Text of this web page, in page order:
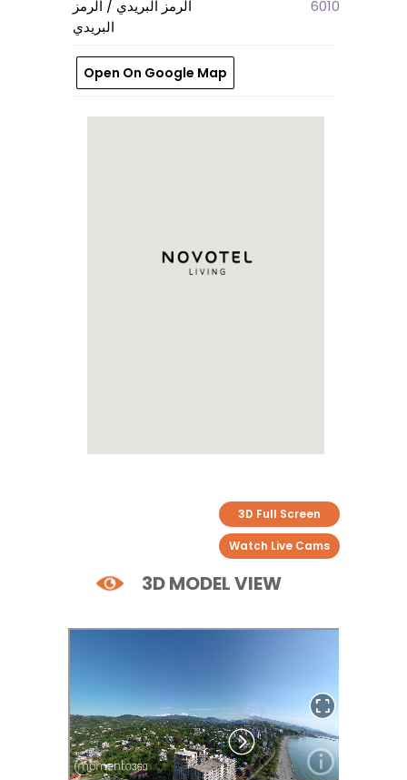
Open On Google Map
الرمز البريدي / الرمز
البريدي
6010
3D MODEL VIEW
3D Full Screen
Watch Live Cams